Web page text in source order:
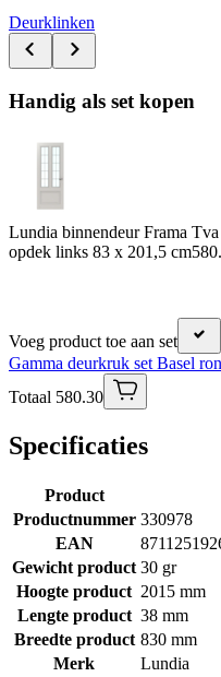
Deurklinken
Handig als set kopen
Lundia binnendeur Frama
opdek links 83 x 201,5 cm
Voeg product toe aan set
Gamma deurkruk set Basel
Totaal 580.30
Specificaties
Product
Productnummer 330978
EAN
Gewicht product 30 gr
Hoogte product 2015 mm
Lengte product 38 mm
Breedte product 830 mm
Merk
Lundia